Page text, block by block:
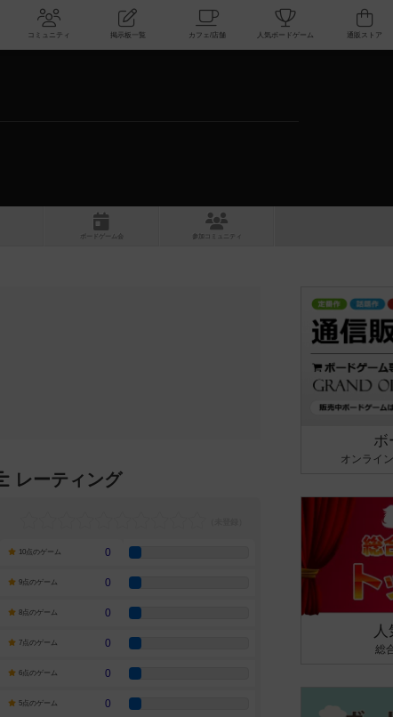
ボードゲーム会 コミュニティ 掲示板一覧 カフェ/店舗 人気ボードゲ
ボ ドゲ ーム コミュニティ
レーティング
10点のゲーム 0
9点のゲーム 0
8点のゲーム 0
7点のゲーム 0
6点のゲーム 0
5点のゲーム 0
ボ
オンライ
総